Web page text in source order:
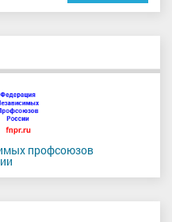
профсоюзов